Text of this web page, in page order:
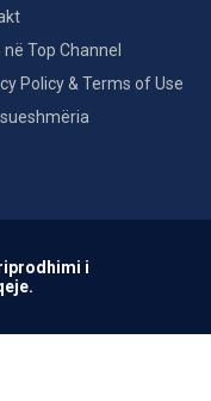
në Top Channel
Policy & Terms of Use
i